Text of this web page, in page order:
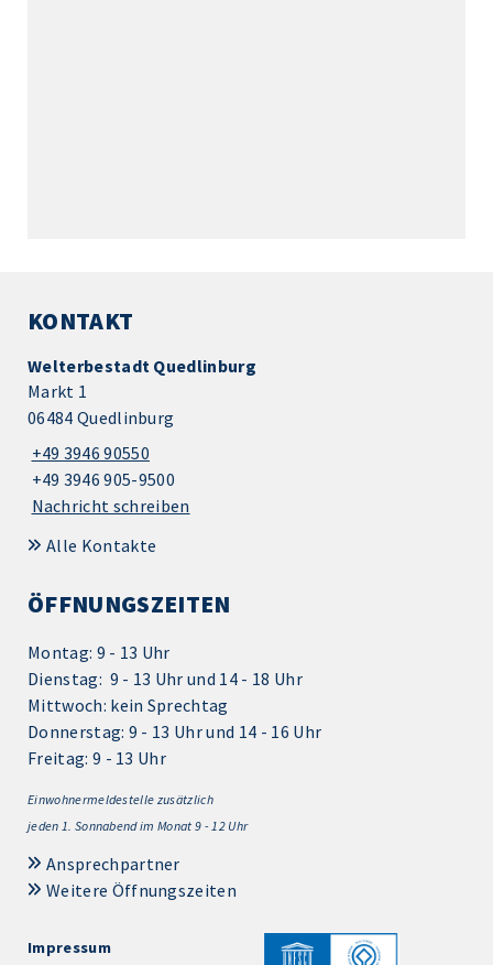
KONTAKT
Welterbestadt Quedlinburg
Markt 1
06484 Quedlinburg
+49 3946 90550
+49 3946 905-9500
Nachricht schreiben
Alle Kontakte
ÖFFNUNGSZEITEN
Montag: 9 - 13 Uhr
Dienstag: 9 - 13 Uhr und 14 - 18 Uhr
Mittwoch: kein Sprechtag
Donnerstag: 9 - 13 Uhr und 14 - 16 Uhr
Freitag: 9 - 13 Uhr
Einwohnermeldestelle zusätzlich
jeden 1. Sonnabend im Monat 9 - 12 Uhr
Ansprechpartner
Weitere Öffnungszeiten
Impressum